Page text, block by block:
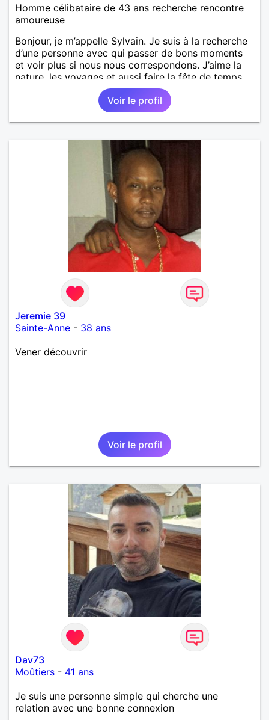
Homme célibataire de 43 ans recherche rencontre
amoureuse
Bonjour, je m’appelle Sylvain. Je suis à la recherche
d’une personne avec qui passer de bons moments
et voir plus si nous nous correspondons. J’aime la
nature, les voyages et aussi faire la fête de temps
en temps ;-)Je suis papa d’un petit garçon de 7 ans
dont je m’occupe en garde alternée. J’aime à peu
près tous les styles de musique. (Oui je suis pas
trop fan de Jul). Je fais du sport pour garder la
pense en tout cas 😂)
Voir le profil
Jeremie 39
Sainte-Anne - 38 ans
Vener découvrir
Voir le profil
Dav73
Moûtiers - 41 ans
Je suis une personne simple qui cherche une
relation avec une bonne connexion